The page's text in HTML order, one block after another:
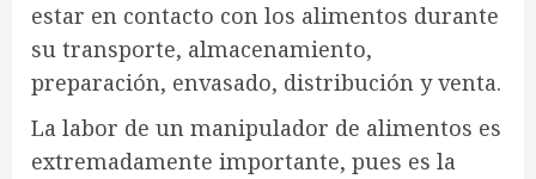
estar en contacto con los alimentos durante
su transporte, almacenamiento,
preparación, envasado, distribución y venta.
La labor de un manipulador de alimentos es
extremadamente importante, pues es la